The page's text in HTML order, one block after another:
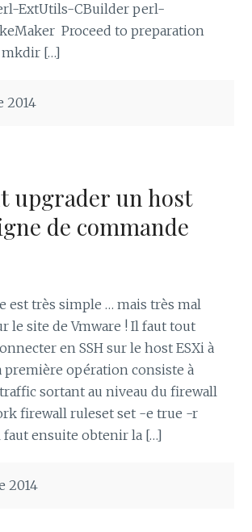
ExtUtils-CBuilder perl-
Proceed to preparation
[…]
2014
upgrader un host
de commande
est très simple … mais très mal
le site de Vmware ! Il faut tout
en SSH sur le host ESXi à
première opération consiste à
sortant au niveau du firewall
firewall ruleset set -e true -r
ensuite obtenir la […]
2014